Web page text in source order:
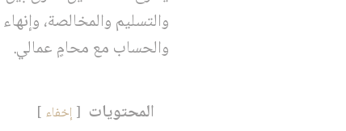
والتسليم والمخالصة،
والحساب مع محامٍ عمالي.
المحتويات إخفاء